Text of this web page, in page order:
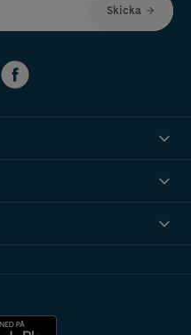
Skicka